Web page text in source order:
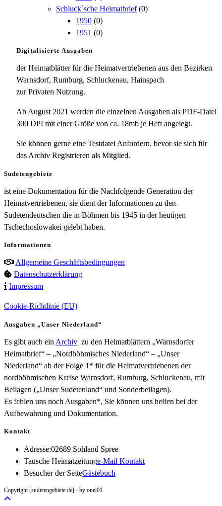
Schluck`sche Heimatbrief (0)
1950 (0)
1951 (0)
Digitalisierte Ausgaben
der Heimatblätter für die Heimatvertriebenen aus den Bezirken
Warnsdorf, Rumburg, Schluckenau, Hainspach
zur Privaten Nutzung.
Ab August 2021 werden die einzelnen Ausgaben als PDF-Datei
300 DPI mit einer Größe von ca. 18mb je Heft angelegt.
Sie können gerne eine Testdatei Anfordern, bevor sie sich für
das Archiv Registrieren als Mitglied.
Sudetengebiete
ist eine Dokumentation für die Nachfolgende Generation der
Heimatvertriebenen, sie dient der Informationen zu den
Sudetendeutschen die in Böhmen bis 1945 in der heutigen
Tschechoslowakei gelebt haben.
Informationen
Allgemeine Geschäftsbedingungen
Datenschutzerklärung
Impressum
Cookie-Richtlinie (EU)
Ausgaben „Unser Niederland“
Es gibt auch ein Archiv zu den Heimatblättern „Warnsdorfer
Heimatbrief“ – „Nordböhmisches Niederland“ – „Unser
Niederland“ ab der Folge 1* für die Heimatvertriebenen der
nordböhmischen Kreise Warnsdorf, Rumburg, Schluckenau, mit
Beilagen („Unser Sudetenland“ und Sonderbeilagen).
Es fehlen uns noch Ausgaben*, Sie können uns helfen bei der
Aufbewahrung und Dokumentation.
Kontakt
Adresse:02689 Sohland Spree
Tausche Heimatzeitunge-Mail KontaktOpens
Besucher der SeiteGästebuch
Copyright [sudetengebiete.de] - by onel01